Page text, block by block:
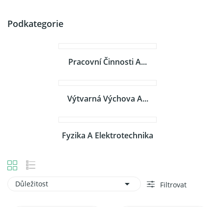
Podkategorie
Pracovní Činnosti A...
Výtvarná Výchova A...
Fyzika A Elektrotechnika
Důležitost  Filtrovat